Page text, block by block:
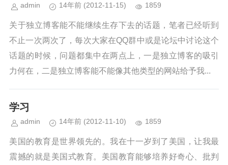
admin 14年前 (2012-11-15) 1859
关于独立博客能不能继续生存下去的话题，笔者已经听到
不止一次两次了，每次大家在QQ群中或是论坛中讨论这个
话题的时候，问题都集中在两点上，一是独立博客的吸引
力何在，二是独立博客能不能像其他类型的网站给予我...
学习
admin 14年前 (2012-11-10) 1859
美国的教育是世界领先的。我在十一岁到了美国，让我最
震撼的就是美国式教育。美国教育能够培养好奇心、批判